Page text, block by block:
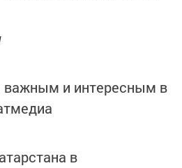
и интересным в
в